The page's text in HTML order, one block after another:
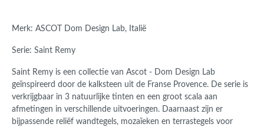
Merk: ASCOT Dom Design Lab, Italië
Serie: Saint Remy
Saint Remy is een collectie van Ascot - Dom Design Lab
geïnspireerd door de kalksteen uit de Franse Provence. De serie is
verkrijgbaar in 3 natuurlijke tinten en een groot scala aan
afmetingen in verschillende uitvoeringen. Daarnaast zijn er
bijpassende reliëf wandtegels, mozaïeken en terrastegels voor